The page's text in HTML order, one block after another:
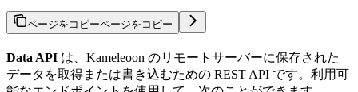
ページをコピーページをコピー
Data API は、Kameleoon のリモートサーバーに保存された
データを取得または書き込むための REST API です。利用可